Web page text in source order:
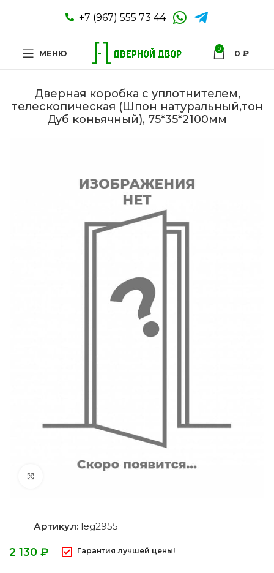
+7 (967) 555 73 44
МЕНЮ 0 0 ₽
Дверная коробка с уплотнителем,
телескопическая (Шпон натуральный,тон
Дуб коньячный), 75*35*2100мм
Артикул: leg2955
₽ Гарантия лучшей цены!